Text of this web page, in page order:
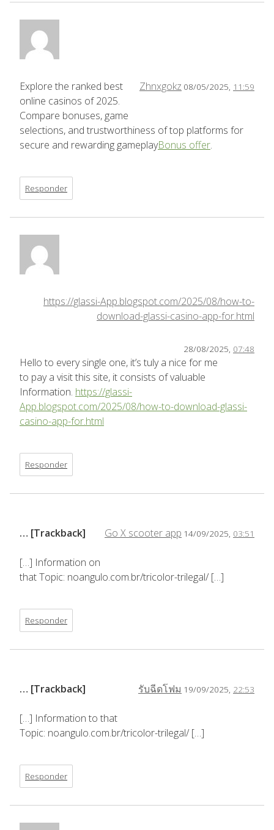
Zhnxgokz 08/05/2025, 11:59
Explore the ranked best
online casinos of 2025.
Compare bonuses, game
selections, and trustworthiness of top platforms for
secure and rewarding gameplayBonus offer.
Responder
https://glassi-App.blogspot.com/2025/08/how-to-
download-glassi-casino-app-for.html
28/08/2025, 07:48
Hello to every single one, it’s tuly a nice for me
to pay a visit this site, it consists of valuable
Information. https://glassi-
App.blogspot.com/2025/08/how-to-download-glassi-
casino-app-for.html
Responder
Go X scooter app 14/09/2025, 03:51
… [Trackback]
[…] Information on
that Topic: noangulo.com.br/tricolor-trilegal/ […]
Responder
รับฉีดโฟม 19/09/2025, 22:53
… [Trackback]
[…] Information to that
Topic: noangulo.com.br/tricolor-trilegal/ […]
Responder